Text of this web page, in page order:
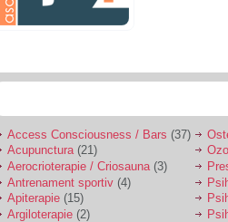
De 4 ani am o relatie
serioasa cu un barbat
sa se manifeste o
Ma aflu aici pentru ca
vreau sa stiu daca am
nevoie de un psiholog
sau psihiatru.
Access Consciousness / Bars (37)
Acupunctura(21)
Aerocrioterapie / Criosauna (3)
Antrenament sportiv (4)
Apiterapie (15)
Argiloterapie (2)